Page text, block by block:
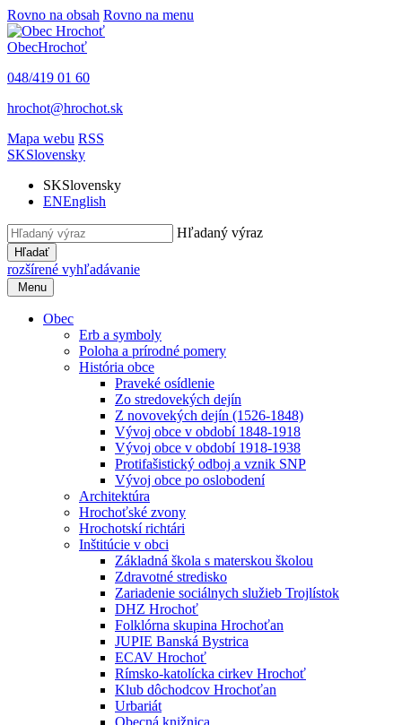
Rovno na obsah Rovno na menu
ObecHrochoť
048/419 01 60
hrochot@hrochot.sk
Mapa webu RSS
SKSlovensky
SKSlovensky
ENEnglish
Hľadaný výraz
Hľadať
rozšírené vyhľadávanie
Menu
Obec
Erb a symboly
Poloha a prírodné pomery
História obce
Praveké osídlenie
Zo stredovekých dejín
Z novovekých dejín (1526-1848)
Vývoj obce v období 1848-1918
Vývoj obce v období 1918-1938
Protifašistický odboj a vznik SNP
Vývoj obce po oslobodení
Architektúra
Hrochoťské zvony
Hrochotskí richtári
Inštitúcie v obci
Základná škola s materskou školou
Zdravotné stredisko
Zariadenie sociálnych služieb Trojlístok
DHZ Hrochoť
Folklórna skupina Hrochoťan
JUPIE Banská Bystrica
ECAV Hrochoť
Rímsko-katolícka cirkev Hrochoť
Klub dôchodcov Hrochoťan
Urbariát
Obecná knižnica